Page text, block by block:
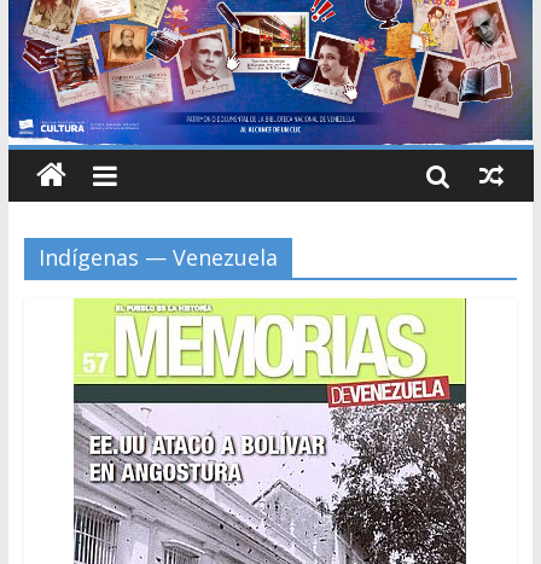
Caracas 09 de marzo de 2006 N° 38.394
Indígenas — Venezuela